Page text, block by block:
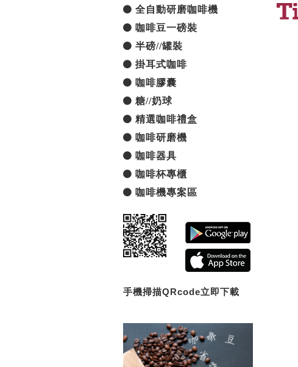
全自動研磨咖啡機
咖啡豆一磅裝
半磅//罐裝
掛耳式咖啡
咖啡膠囊
糖//奶球
精選咖啡禮盒
咖啡研磨機
咖啡器具
咖啡杯專櫃
咖啡機專案區
手機掃描QRcode立即下載